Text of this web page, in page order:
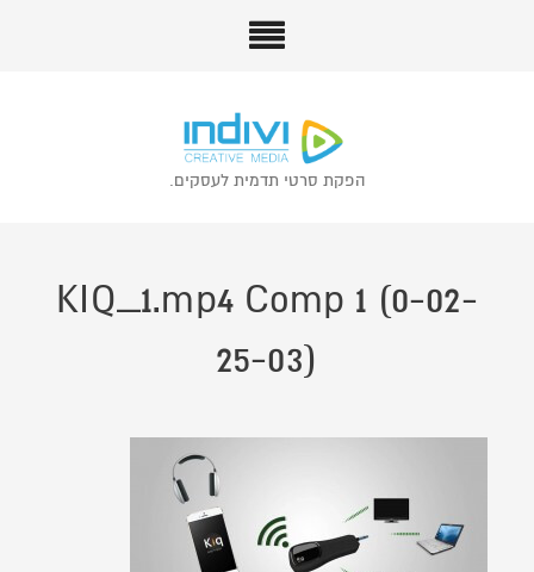
הפקת סרטי תדמית לעסקים.
KIQ_1.mp4 Comp 1 (0-02-
25-03)